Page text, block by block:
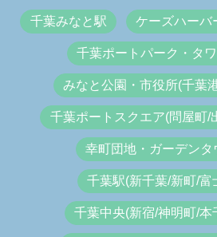
千葉みなと駅 ケーズハーバ
千葉ポートパーク・タ
みなと公園・市役所(千葉
千葉ポートスクエア(問屋町/
幸町団地・ガーデンタ
千葉駅(新千葉/新町/富
千葉中央(新宿/神明町/本